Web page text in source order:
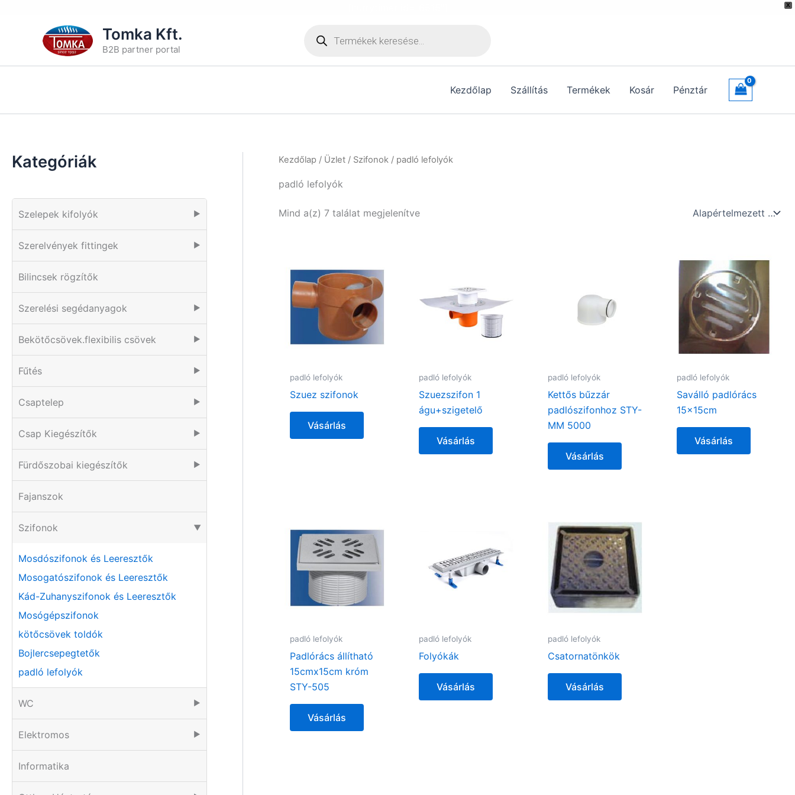
X
Tomka Kft.
B2B partner portal
search
Kezdőlap Szállítás Termékek Kosár Pénztár
Kategóriák
Szelepek kifolyók ▶
Szerelvények fittingek ▶
Bilincsek rögzítők
Szerelési segédanyagok ▶
Bekötőcsövek.flexibilis csövek ▶
Fűtés ▶
Csaptelep ▶
Csap Kiegészítők ▶
Fürdőszobai kiegészítők ▶
Fajanszok
Szifonok ▶
Mosdószifonok és Leeresztők
Mosogatószifonok és Leeresztők
Kád-Zuhanyszifonok és Leeresztők
Mosógépszifonok
kötőcsövek toldók
Bojlercsepegtetők
padló lefolyók
WC ▶
Elektromos ▶
Informatika
Kezdőlap / Üzlet / Szifonok / padló lefolyók
padló lefolyók
Mind a(z) 7 találat megjelenítve
padló lefolyók
Szuez szifonok
Vásárlás
padló lefolyók
Szuezszifon 1
águ+szigetelő
Vásárlás
padló lefolyók
Kettős bűzzár
padlószifonhoz STY-
MM 5000
Vásárlás
padló lefolyók
Saválló padlórács
15x15cm
Vásárlás
padló lefolyók
Padlórács állítható
15cmx15cm króm
STY-505
Vásárlás
padló lefolyók
Folyókák
Vásárlás
padló lefolyók
Csatornatönkök
Vásárlás